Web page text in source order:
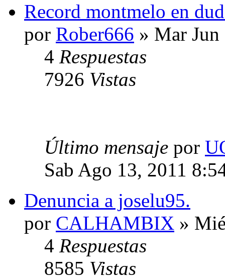
Record montmelo en
por Rober666 » Mar
4 Respuestas
7926 Vistas
Último mensaje por
Sab Ago 13, 2011
Denuncia a joselu95.
por CALHAMBIX »
4 Respuestas
8585 Vistas